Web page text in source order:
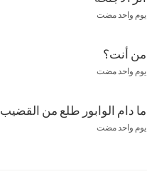
يوم واحد مضت
من أنت؟
يوم واحد مضت
ما دام الوابور طلع من القضيب
يوم واحد مضت